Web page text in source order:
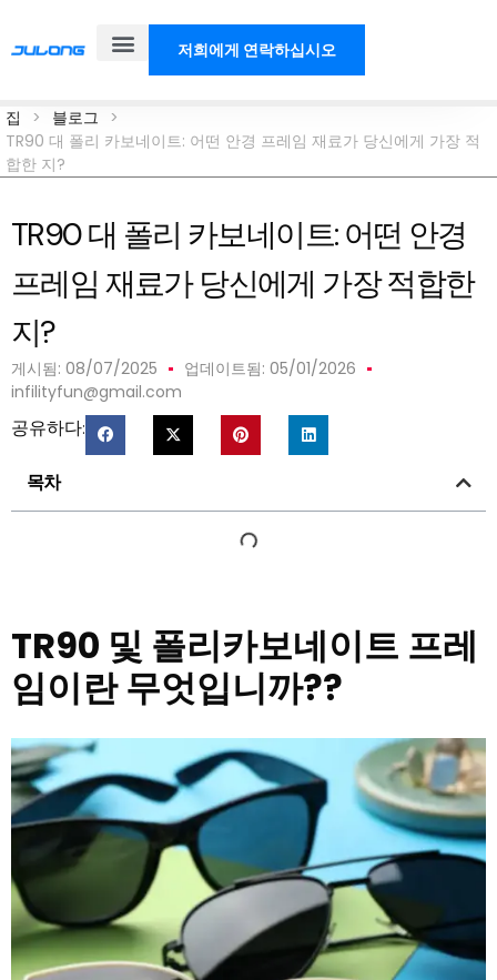
저희에게 연락하십시오
집 > 블로그
>
TR90 대 폴리 카보네이트: 어떤 안경 프레임 재료가 당신에게 가장 적
합한 지?
TR90 대 폴리 카보네이트: 어떤 안경
프레임 재료가 당신에게 가장 적합한
지?
게시됨: 08/07/2025
업데이트됨: 05/01/2026
infilityfun@gmail.com
공유하다:
목차
TR90 및 폴리카보네이트 프레
임이란 무엇입니까??